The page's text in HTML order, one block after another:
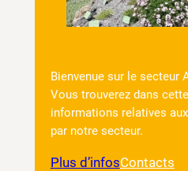
Bienvenue sur le secteur
Vous trouverez dans
informations relatives
par notre secteur.
Plus d’infosContacts